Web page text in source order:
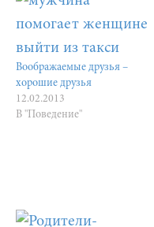
Воображаемые друзья –
хорошие друзья
12.02.2013
В "Поведение"